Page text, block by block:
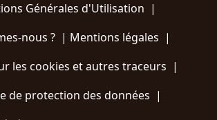
Générales d'Utilisation |
nous ?| Mentions légales |
les cookies et autres traceurs |
de protection des données |